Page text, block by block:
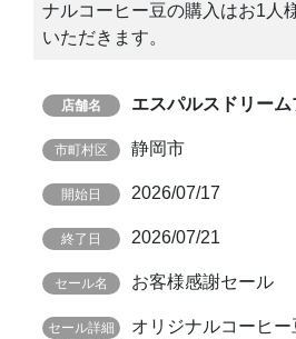
ナルコーヒー豆の購入はお1人
いただきます。
エスパルスドリー
静岡市
2026/07/17
2026/07/21
お客様感謝セール
オリジナルコーヒ